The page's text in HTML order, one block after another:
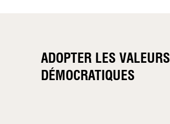
ADOPTER LES VALEURS
DÉMOCRATIQUES